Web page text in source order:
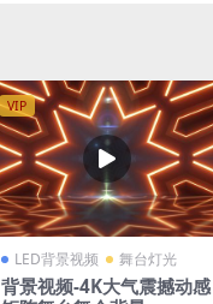
VIP
LED背景视频 舞台灯光
背景视频-4K大气震撼动感